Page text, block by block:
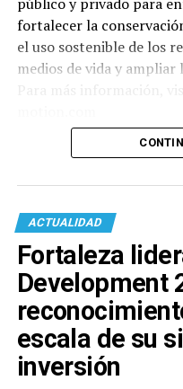
fortalecer la
el uso sostenible de los
medios de vida y
ACTUALIDAD
Fortaleza
Development
escala de su
inversión